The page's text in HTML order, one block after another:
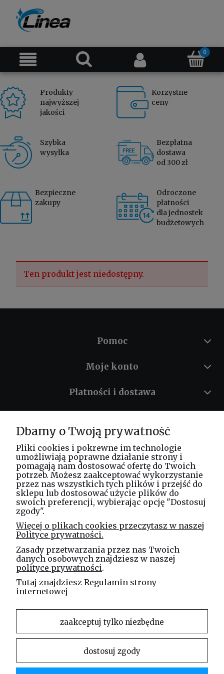
Produkty
najwyższej
jakości
Korzystne
ceny
Szybka
wysyłka
Bezpłatna
dostawa
od 300 zł
Bezpieczne
zakupy
Odroczone
płatności
dla jednostek
budżetowych
Ten produkt jest niedostępny.
Pomoc
Moje konto
Płatności i dostawa
O nas
Masz pytania? Zadzwoń!
tel. kom. 730 994 188
Spółka Jawna
ul. Technologiczna 44
35-213 Rzeszów
e-mail
sklep@elinea.com.pl
Właścicielem niniejszej witryny internetowej jest firma Linea Jakubczyk – Kłeczek Spółka
Jawna. Zabrania się kopiowania i rozpowszechniania treści zamieszczonych na stronie bez
Dbamy o Twoją prywatność
Pliki cookies i pokrewne im technologie
umożliwiają poprawne działanie strony i
pomagają nam dostosować ofertę do Twoich
potrzeb. Możesz zaakceptować wykorzystanie
przez nas wszystkich tych plików i przejść do
sklepu lub dostosować użycie plików do
swoich preferencji, wybierając opcję "Dostosuj
zgody".
Więcej o plikach cookies przeczytasz w naszej
Polityce prywatności.
Zasady przetwarzania przez nas Twoich
danych osobowych znajdziesz w naszej
polityce prywatności.
Tutaj znajdziesz Regulamin strony
internetowej
zaakceptuj tylko niezbędne
dostosuj zgody